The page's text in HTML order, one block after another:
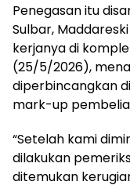
Penegasan itu
Sulbar,
kerjanya di
(25/5/2026),
diperbincangkan
mark-up
“Setelah kami
dilakukan
ditemukan